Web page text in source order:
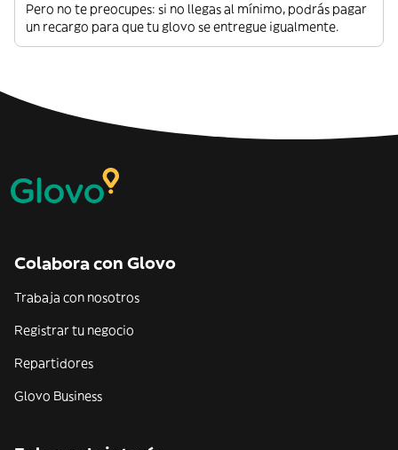
Pero no te preocupes: si no llegas al mínimo, podrás pagar
un recargo para que tu glovo se entregue igualmente.
Colabora con Glovo
Trabaja con nosotros
Registrar tu negocio
Repartidores
Glovo Business